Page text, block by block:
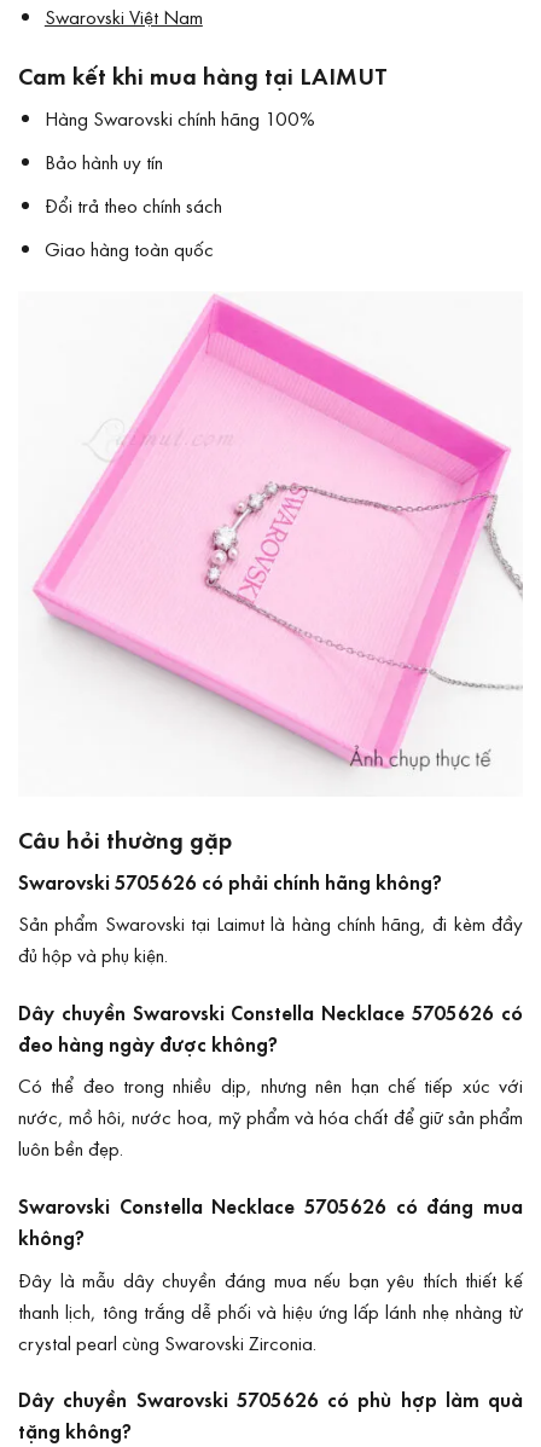
Swarovski Việt Nam
Cam kết khi mua hàng tại LAIMUT
Hàng Swarovski chính hãng 100%
Bảo hành uy tín
Đổi trả theo chính sách
Giao hàng toàn quốc
Câu hỏi thường gặp
Swarovski 5705626 có phải chính hãng không?
Sản phẩm Swarovski tại Laimut là hàng chính hãng, đi kèm đầy
đủ hộp và phụ kiện.
Dây chuyền Swarovski Constella Necklace 5705626 có
đeo hàng ngày được không?
Có thể đeo trong nhiều dịp, nhưng nên hạn chế tiếp xúc với
nước, mồ hôi, nước hoa, mỹ phẩm và hóa chất để giữ sản phẩm
luôn bền đẹp.
Swarovski Constella Necklace 5705626 có đáng mua
không?
Đây là mẫu dây chuyền đáng mua nếu bạn yêu thích thiết kế
thanh lịch, tông trắng dễ phối và hiệu ứng lấp lánh nhẹ nhàng từ
crystal pearl cùng Swarovski Zirconia.
Dây chuyền Swarovski 5705626 có phù hợp làm quà
tặng không?